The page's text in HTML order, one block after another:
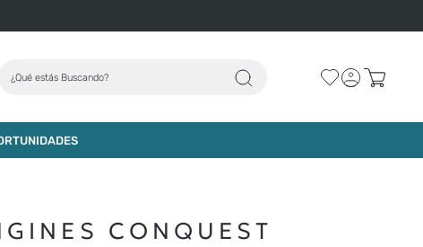
¿Qué estás Buscando?
AGREGAR AL CARRO
CONQUEST